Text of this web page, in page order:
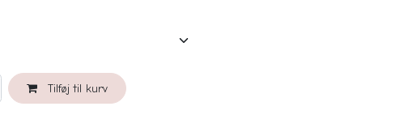
Tilføj til kurv